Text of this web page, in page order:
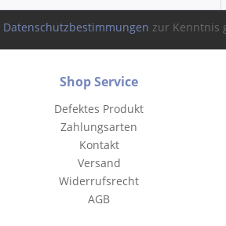
Shop Service
Defektes Produkt
Zahlungsarten
Kontakt
Versand
Widerrufsrecht
AGB
Datenschutzbestimmungen zur Kenntnis